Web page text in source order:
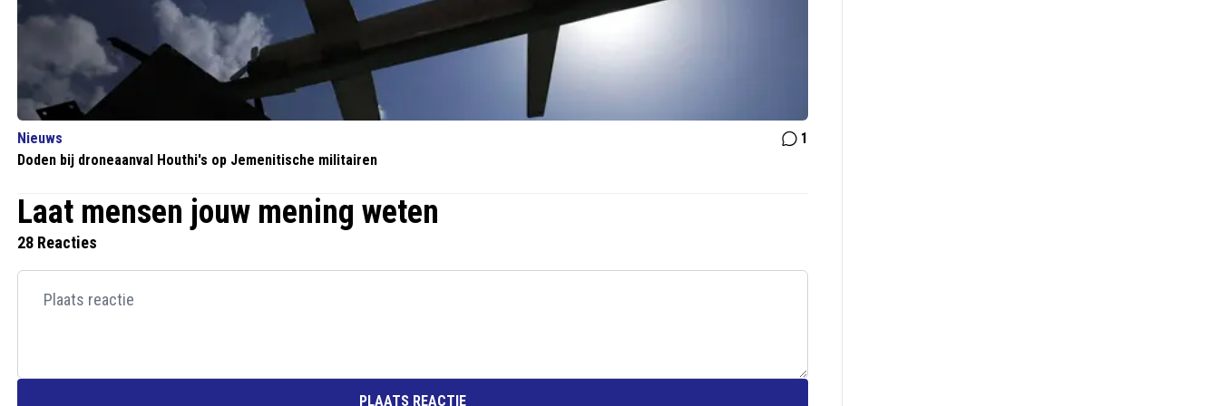
Nieuws
1
Doden bij droneaanval Houthi's op Jemenitische militairen
Laat mensen jouw mening weten
28 Reacties
PLAATS REACTIE